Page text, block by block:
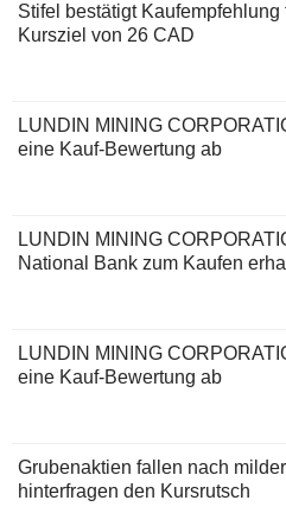
Stifel bestätigt
Kursziel von 26 CAD
LUNDIN MINING
eine Kauf-Bewertung ab
LUNDIN MINING
National Bank zum Kaufen
LUNDIN MINING
eine Kauf-Bewertung ab
Grubenaktien fallen nach
hinterfragen den Kursrutsch